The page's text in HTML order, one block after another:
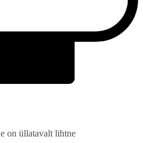
on üllatavalt lihtne